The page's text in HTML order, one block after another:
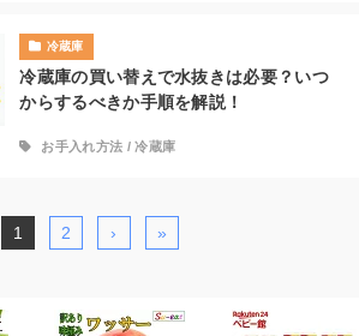
冷蔵庫
冷蔵庫の買い替えで水抜きは必要？いつ
からするべきか手順を解説！
お手入れ方法 /冷蔵庫
1 2 › »